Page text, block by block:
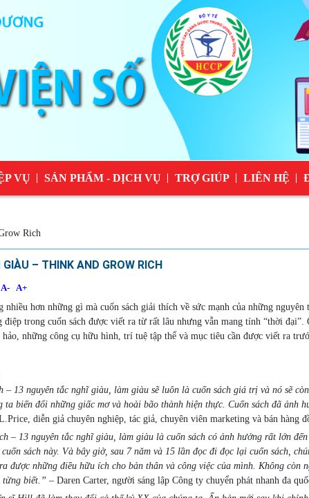
VỤ SẢN PHẨM - DỊCH VỤ TRỢ GIÚP LIÊN HỆ
Rich
– THINK AND GROW RICH
A- A+
nhiều hơn những gì mà cuốn sách giải thích về sức mạnh của những
điệp trong cuốn sách được viết ra từ rất lâu nhưng vẫn mang tính “thời
hảo, những công cụ hữu hình, trí tuệ tập thể và mục tiêu cần được viết ra
– 13 nguyên tắc nghĩ giàu, làm giàu sẽ luôn là cuốn sách giá trị và nó sẽ
ta biến đổi những giấc mơ và hoài bão thành hiện thực. Cuốn sách đã ảnh
diễn giả chuyên nghiệp, tác giả, chuyên viên marketing và bán hàng
– 13 nguyên tắc nghĩ giàu, làm giàu là cuốn sách có ảnh hưởng rất lớn
sách này. Và bây giờ, sau 7 năm và 15 lần đọc đi đọc lại cuốn sách,
được những điều hữu ích cho bản thân và công việc của mình. Không còn
từng biết.” – Daren Carter, người sáng lập Công ty chuyển phát nhanh đa